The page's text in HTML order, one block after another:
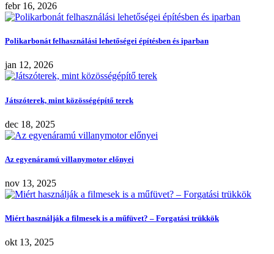
febr 16, 2026
Polikarbonát felhasználási lehetőségei építésben és iparban
jan 12, 2026
Játszóterek, mint közösségépítő terek
dec 18, 2025
Az egyenáramú villanymotor előnyei
nov 13, 2025
Miért használják a filmesek is a műfüvet? – Forgatási trükkök
okt 13, 2025